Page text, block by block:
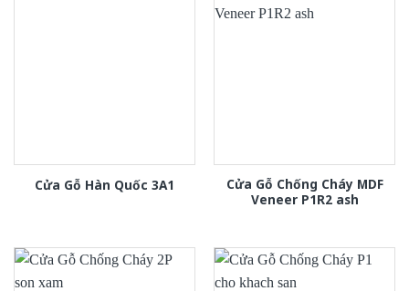
Cửa Gỗ Hàn Quốc 3A1
Cửa Gỗ Chống Cháy MDF
Veneer P1R2 ash